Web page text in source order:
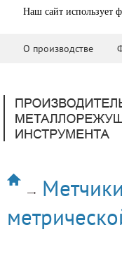
Наш сайт использует
О производстве